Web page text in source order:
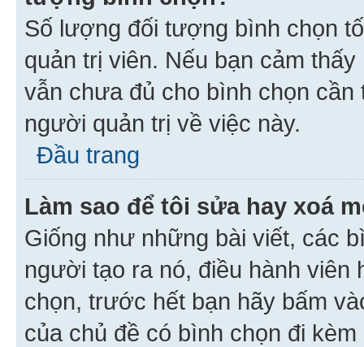
Số lượng đối tượng bình chọn
quản trị viên. Nếu bạn cảm
vẫn chưa đủ cho bình chọn
người quản trị về việc này.
Đầu trang
Làm sao để tôi sửa hay xoá
Giống như những bài viết, các
người tạo ra nó, điều hành
chọn, trước hết bạn hãy bấm
của chủ đề có bình chọn đi